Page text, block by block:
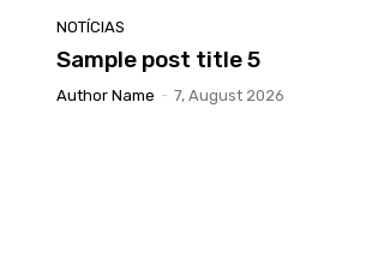
NOTÍCIAS
Sample post title 5
Author Name - 7, August 2026